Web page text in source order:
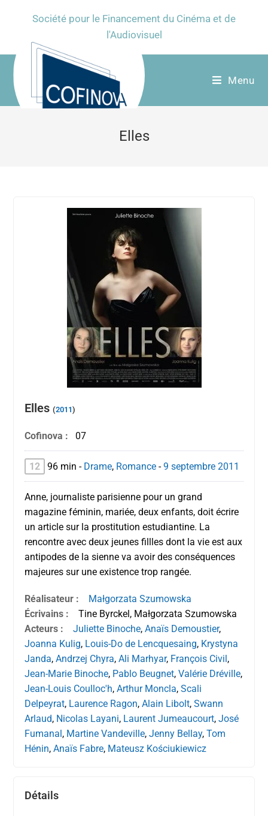
Société pour le Financement du Cinéma et de
l'Audiovisuel
Menu
Elles
Elles(2011)
Cofinova : 07
12 96 min - Drame, Romance -9 septembre 2011
Anne, journaliste parisienne pour un grand
magazine féminin, mariée, deux enfants, doit écrire
un article sur la prostitution estudiantine. La
rencontre avec deux jeunes fillles dont la vie est aux
antipodes de la sienne va avoir des conséquences
majeures sur une existence trop rangée.
Réalisateur :
Małgorzata Szumowska
Écrivains :
Tine Byrckel, Małgorzata Szumowska
Acteurs :
Juliette Binoche,Anaïs Demoustier,
Joanna Kulig, Louis-Do de Lencquesaing, Krystyna
Janda,Andrzej Chyra,Ali Marhyar, François Civil,
Jean-Marie Binoche, Pablo Beugnet,Valérie Dréville,
Jean-Louis Coulloc'h,Arthur Moncla,Scali
Delpeyrat, Laurence Ragon,Alain Libolt,Swann
Arlaud, Nicolas Layani, Laurent Jumeaucourt,José
Fumanal, Martine Vandeville,Jenny Bellay,Tom
Hénin,Anaïs Fabre, Mateusz Kościukiewicz
Détails